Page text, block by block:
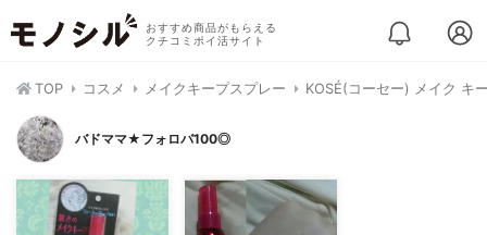
おすすめ商品がもらえる
クチコミポイ活サイト
TOP コスメ メイクキープスプレー KOSÉ(コーセー) メイク キ
バドママ★フォロバ100◎